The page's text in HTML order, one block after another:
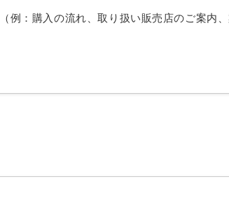
（例：購入の流れ、取り扱い販売店のご案内